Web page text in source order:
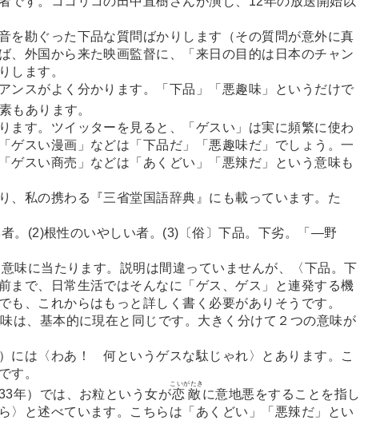
勘ぐった下品な質問ばかりします（その質問が意外に真
、外国から来た映画監督に、「来日の目的は日本のチャン
します。
スがよく分かります。「下品」「悪趣味」というだけで
もあります。
す。ツイッターを見ると、「ゲスい」は実に頻繁に使わ
ゲスい漫画」などは「下品だ」「悪趣味だ」でしょう。一
ゲスい商売」などは「あくどい」「悪辣だ」という意味も
、私の携わる『三省堂国語辞典』にも載っています。た
。(2)根性のいやしい者。(3)〔俗〕下品。下劣。「―野
味に当たります。説明は間違っていませんが、〈下品。下
まで、日常生活ではそんなに「ゲス、ゲス」と連発する機
も、これからはもっと詳しく書く必要がありそうです。
は、基本的に現在と同じです。大きく分けて２つの意味が
には〈わあ！ 何というゲスな駄じゃれ〉とあります。こ
す。
年）では、お粒という女が恋敵
こいがたき
に意地悪をすることを指し
〉と述べています。こちらは「あくどい」「悪辣だ」とい